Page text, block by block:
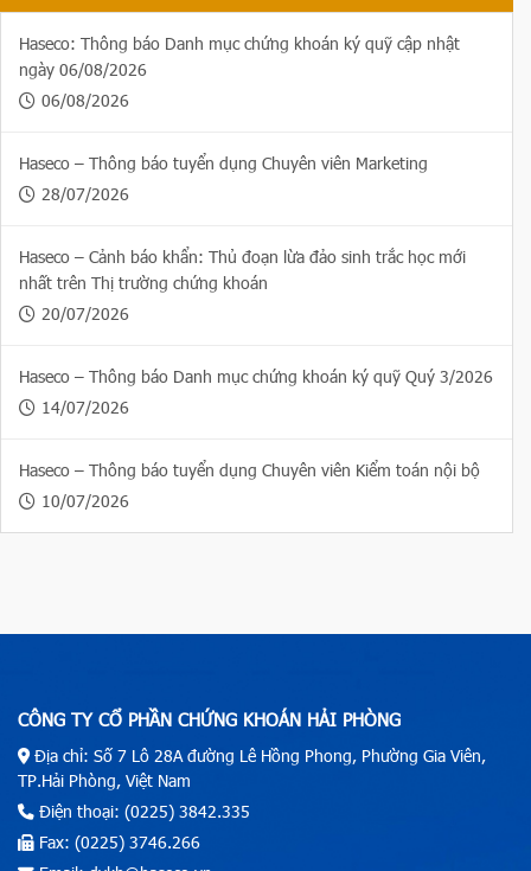
Haseco: Thông báo Danh mục chứng khoán ký quỹ cập nhật
ngày 06/08/2026
06/08/2026
Haseco – Thông báo tuyển dụng Chuyên viên Marketing
28/07/2026
Haseco – Cảnh báo khẩn: Thủ đoạn lừa đảo sinh trắc học mới
nhất trên Thị trường chứng khoán
20/07/2026
Haseco – Thông báo Danh mục chứng khoán ký quỹ Quý 3/2026
14/07/2026
Haseco – Thông báo tuyển dụng Chuyên viên Kiểm toán nội bộ
10/07/2026
CÔNG TY CỔ PHẦN CHỨNG KHOÁN HẢI PHÒNG
Địa chỉ: Số 7 Lô 28A đường Lê Hồng Phong, Phường Gia Viên,
TP.Hải Phòng, Việt Nam
Điện thoại: (0225) 3842.335
Fax: (0225) 3746.266